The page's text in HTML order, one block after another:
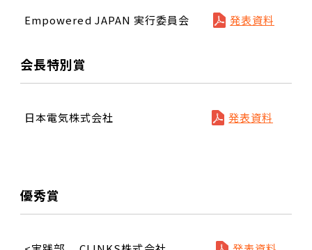
Empowered JAPAN 実行委員会 発表資料
会長特別賞
日本電気株式会社 発表資料
優秀賞